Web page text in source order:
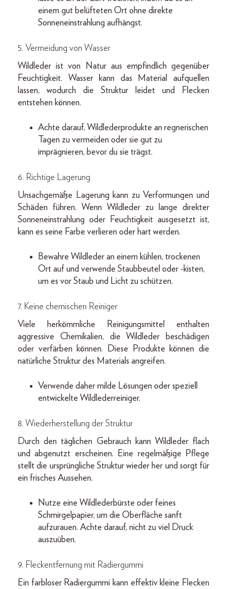
einem gut belüfteten Ort ohne direkte
Sonneneinstrahlung aufhängst.
5. Vermeidung von Wasser
Wildleder ist von Natur aus empfindlich gegenüber
Feuchtigkeit. Wasser kann das Material aufquellen
lassen, wodurch die Struktur leidet und Flecken
entstehen können.
Achte darauf, Wildlederprodukte an regnerischen
Tagen zu vermeiden oder sie gut zu
imprägnieren, bevor du sie trägst.
6. Richtige Lagerung
Unsachgemäße Lagerung kann zu Verformungen und
Schäden führen. Wenn Wildleder zu lange direkter
Sonneneinstrahlung oder Feuchtigkeit ausgesetzt ist,
kann es seine Farbe verlieren oder hart werden.
Bewahre Wildleder an einem kühlen, trockenen
Ort auf und verwende Staubbeutel oder -kisten,
um es vor Staub und Licht zu schützen.
7. Keine chemischen Reiniger
Viele herkömmliche Reinigungsmittel enthalten
aggressive Chemikalien, die Wildleder beschädigen
oder verfärben können. Diese Produkte können die
natürliche Struktur des Materials angreifen.
Verwende daher milde Lösungen oder speziell
entwickelte Wildlederreiniger.
8. Wiederherstellung der Struktur
Durch den täglichen Gebrauch kann Wildleder flach
und abgenutzt erscheinen. Eine regelmäßige Pflege
stellt die ursprüngliche Struktur wieder her und sorgt für
ein frisches Aussehen.
Nutze eine Wildlederbürste oder feines
Schmirgelpapier, um die Oberfläche sanft
aufzurauen. Achte darauf, nicht zu viel Druck
auszuüben.
9. Fleckentfernung mit Radiergummi
Ein farbloser Radiergummi kann effektiv kleine Flecken